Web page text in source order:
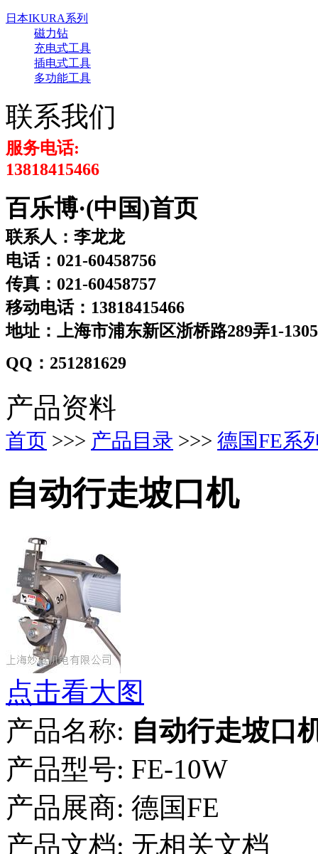
日本IKURA系列
磁力钻
充电式工具
插电式工具
多功能工具
联系我们
服务电话:
13818415466
百乐博·(中国)首页
联系人：李龙龙
电话：021-60458756
传真：021-60458757
移动电话：13818415466
地址：上海市浦东新区浙桥路289弄1-
QQ：251281629
产品资料
首页 >>> 产品目录 >>> 德国FE系
自动行走坡口机
点击看大图
产品名称: 自动行走坡口
产品型号: FE-10W
产品展商: 德国FE
产品文档: 无相关文档